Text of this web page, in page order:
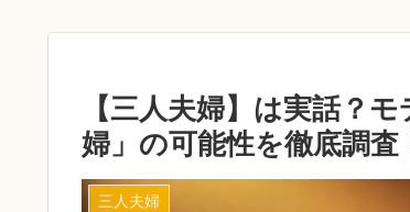
【三人夫婦】は実話？
婦」の可能性を徹底調査
三人夫婦